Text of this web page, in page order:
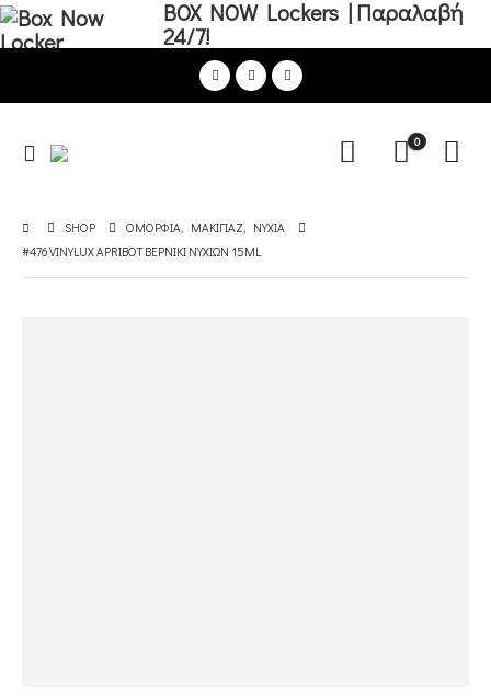
BOX NOW Lockers | Παραλαβή
24/7!
0
SHOP ΟΜΟΡΦΙΑ, ΜΑΚΙΓΙΑΖ, ΝΎΧΙΑ
#476 VINYLUX APRIBOT ΒΕΡΝΙΚΙ ΝΥΧΙΩΝ 15ML